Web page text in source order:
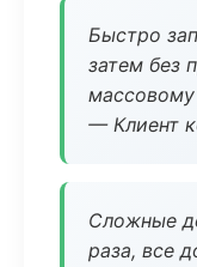
Быстро
затем без
массовому
— Клиент
Сложные
раза, все